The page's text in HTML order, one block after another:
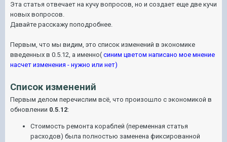
Эта статья отвечает на кучу вопросов, но и создает еще две кучи
новых вопросов.
Давайте расскажу поподробнее.
Первым, что мы видим, это список изменений в экономике
введенных в 0.5.12, а именно( синим цветом написано мое мнение
насчет изменения - нужно или нет)
Список изменений
Первым делом перечислим всё, что произошло с экономикой в
обновлении 0.5.12:
Стоимость ремонта кораблей (переменная статья
расходов) была полностью заменена фиксированной